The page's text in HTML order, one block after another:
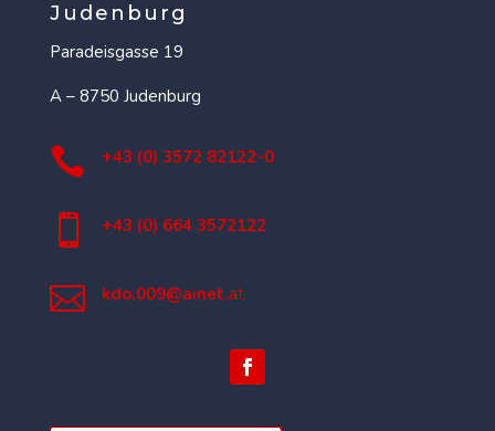
Judenburg
Paradeisgasse 19
A – 8750 Judenburg
 +43 (0) 3572 82122-0
 +43 (0) 664 3572122
 kdo.009@ainet.at